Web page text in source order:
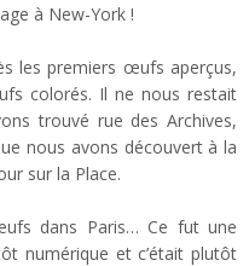
à New-York !
les premiers œufs aperçus,
colorés. Il ne nous restait
trouvé rue des Archives,
nous avons découvert à la
sur la Place.
dans Paris… Ce fut une
numérique et c’était plutôt